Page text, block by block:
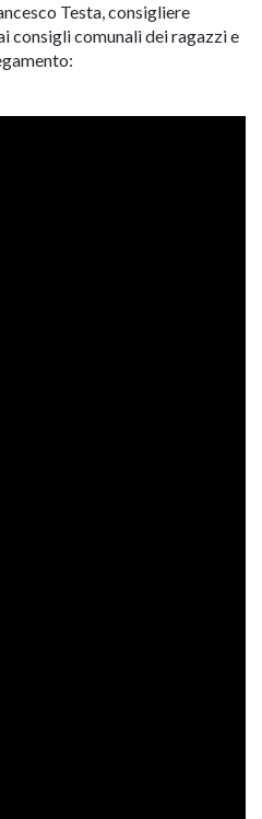
Testa, consigliere
consigli comunali dei ragazzi e